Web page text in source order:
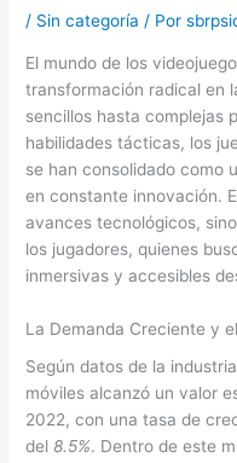
/ Sin categoría / Por
El mundo de los
transformación radical en
sencillos hasta complejas
habilidades tácticas, los
se han consolidado como
en constante innovación.
avances tecnológicos,
los jugadores, quienes
inmersivas y accesibles
La Demanda Creciente y
Según datos de la
móviles alcanzó un valor
2022, con una tasa de
del8.5%. Dentro de este